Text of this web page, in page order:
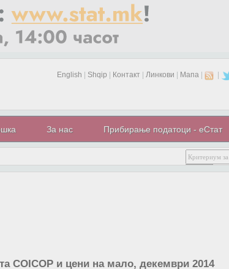
English Shqip Контакт Линкови Мапа| |
За нас Прибирање податоци - еСтат
COICOP и цени на мало, декември 2014